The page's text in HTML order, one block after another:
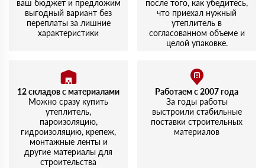
ваш бюджет и предложим
выгодный вариант без
переплаты за лишние
характеристики
после того, как убедитесь,
что приехал нужный
утеплитель в
согласованном объеме и
целой упаковке.
12 складов с материалами
Можно сразу купить
утеплитель,
пароизоляцию,
гидроизоляцию, крепеж,
монтажные ленты и
другие материалы для
строительства
Работаем с 2007 года
За годы работы
выстроили стабильные
поставки строительных
материалов